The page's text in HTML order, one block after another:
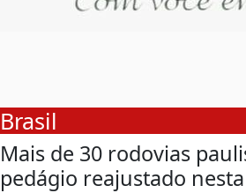
Brasil
Mais de 30 rodovias
pedágio reajustado